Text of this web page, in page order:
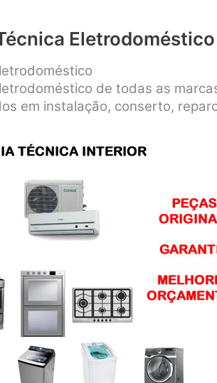
Eletrodoméstico
de todas as
em instalação, conserto,